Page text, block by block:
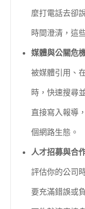
麼打電話去卻
時間澄清，這
媒體與公關危
被媒體引用、
時，快速搜尋
直接寫入報導
個網路生態。
人才招募與合
評估你的公司
要充滿錯誤或